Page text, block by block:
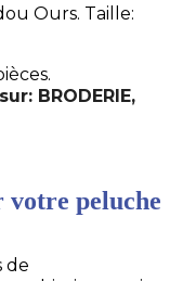
Ours. Taille:
BRODERIE,
votre peluche
de